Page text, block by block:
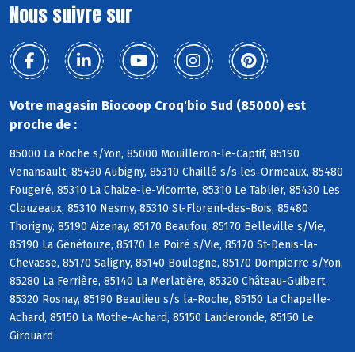
Nous suivre sur
Votre magasin Biocoop Croq'bio Sud (85000) est
proche de :
85000 La Roche s/Yon, 85000 Mouilleron-le-Captif, 85190
Venansault, 85430 Aubigny, 85310 Chaillé s/s les-Ormeaux, 85480
Fougeré, 85310 La Chaize-le-Vicomte, 85310 Le Tablier, 85430 Les
Clouzeaux, 85310 Nesmy, 85310 St-Florent-des-Bois, 85480
Thorigny, 85190 Aizenay, 85170 Beaufou, 85170 Belleville s/Vie,
85190 La Génétouze, 85170 Le Poiré s/Vie, 85170 St-Denis-la-
Chevasse, 85170 Saligny, 85140 Boulogne, 85170 Dompierre s/Yon,
85280 La Ferrière, 85140 La Merlatière, 85320 Château-Guibert,
85320 Rosnay, 85190 Beaulieu s/s la-Roche, 85150 La Chapelle-
Achard, 85150 La Mothe-Achard, 85150 Landeronde, 85150 Le
Girouard